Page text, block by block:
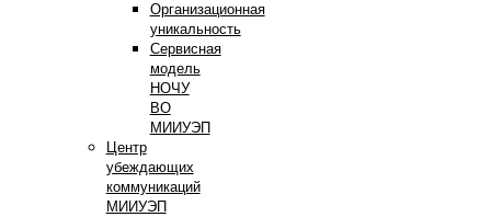
Организационная
уникальность
Сервисная
модель
НОЧУ
ВО
МИИУЭП
Центр
убеждающих
коммуникаций
МИИУЭП